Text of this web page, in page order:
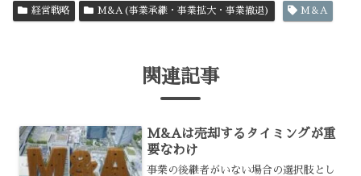
経営戦略 M&A(事業承継・事業拡大・事業撤退) M＆A
関連記事
M&Aは売却するタイミングが重
要なわけ
事業の後継者がいない場合の選択肢とし